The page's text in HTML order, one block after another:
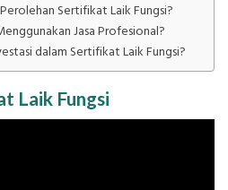
Sertifikat Laik Fungsi?
Jasa Profesional?
dalam Sertifikat Laik Fungsi?
Laik Fungsi